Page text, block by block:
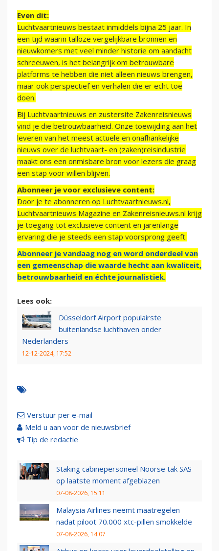
Even dit:
Luchtvaartnieuws bestaat inmiddels bijna 25 jaar. In
een tijd waarin talloze vergelijkbare bronnen en
nieuwkomers met veel minder historie om aandacht
schreeuwen, is het belangrijk om betrouwbare
platforms te hebben die niet alleen nieuws brengen,
maar ook perspectief en verhalen die er echt toe
doen.
Bij Luchtvaartnieuws en zustersite Zakenreisnieuws
vind je die betrouwbaarheid. Onze toewijding aan het
leveren van het meest actuele en onafhankelijke
nieuws over de luchtvaart- en (zaken)reisindustrie
maakt ons een onmisbare bron voor lezers die graag
een stap voor willen blijven.
Abonneer je voor exclusieve content:
Door je te abonneren op Luchtvaartnieuws.nl,
Luchtvaartnieuws Magazine en Zakenreisnieuws.nl krijg
je toegang tot exclusieve content en jarenlange
ervaring die je steeds een stap voorsprong geeft.
Abonneer je vandaag nog en word onderdeel van
een gemeenschap die waarde hecht aan kwaliteit,
betrouwbaarheid en échte journalistiek.
Lees ook:
Düsseldorf Airport populairste
buitenlandse luchthaven onder
Nederlanders
12-12-2024, 17:52
Verstuur per e-mail
Meld u aan voor de nieuwsbrief
Tip de redactie
Staking cabinepersoneel Noorse tak SAS
op laatste moment afgeblazen
07-08-2026, 15:11
Malaysia Airlines neemt maatregelen
nadat piloot 70.000 xtc-pillen smokkelde
07-08-2026, 14:07